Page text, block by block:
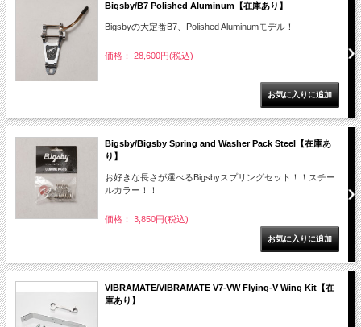
Bigsby/B7 Polished Aluminum【在庫あり】
Bigsbyの大定番B7、Polished Aluminumモデル！
価格： 28,600円(税込)
Bigsby/Bigsby Spring and Washer Pack Steel【在庫あ
り】
お好きな長さが選べるBigsbyスプリングセット！！スチー
ルカラー！！
価格： 3,850円(税込)
VIBRAMATE/VIBRAMATE V7-VW Flying-V Wing Kit【在
庫あり】